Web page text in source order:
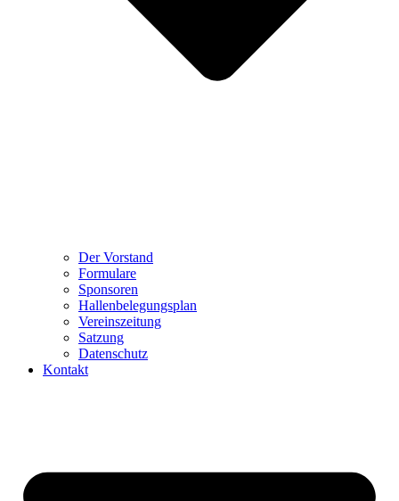
Der Vorstand
Formulare
Sponsoren
Hallenbelegungsplan
Vereinszeitung
Satzung
Datenschutz
Kontakt